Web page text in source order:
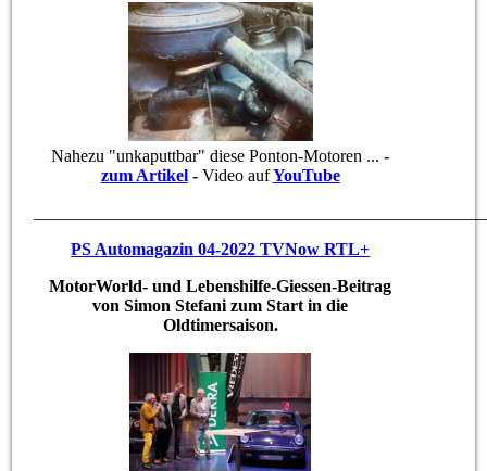
Nahezu "unkaputtbar" diese Ponton-Motoren ... -
zum Artikel- Video aufYouTube
PS Automagazin 04-2022 TVNow RTL+
MotorWorld- und Lebenshilfe-Giessen-Beitrag
von Simon Stefani zum Start in die
Oldtimersaison.